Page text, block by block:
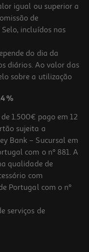
igual ou superior a
de
incluídos nas
do dia da
diários. Ao valor das
sobre a utilização
%
1.500€ pago em 12
sujeita a
Bank – Sucursal em
com o nº 881. A
qualidade de
com
Portugal com o nº
serviços de